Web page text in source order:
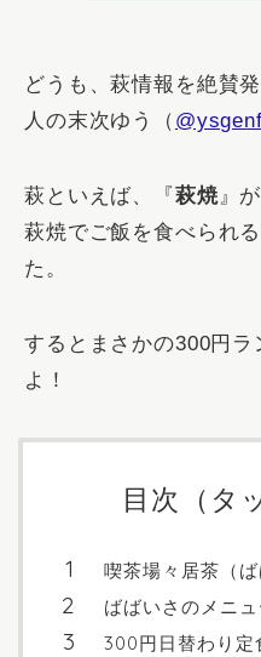
どうも、萩情報を絶賛
人の末次ゆう（
萩といえば、『 萩焼』
萩焼でご飯を食べられ
た。
するとまさかの300円
よ！
目次（タ
喫茶場々居茶（ば
ばばいさのメニュ
300円日替わり定